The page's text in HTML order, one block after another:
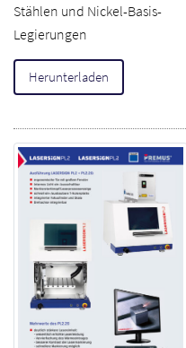
Stählen und Nickel-Basis-
Legierungen
Herunterladen